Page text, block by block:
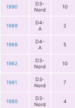
1990
D3-
Nord
10
1989
D4-
A
2
1988
D4-
A
5
1982
D3-
Nord
10
1981
D3-
Nord
7
1980
D3-
Nord
4